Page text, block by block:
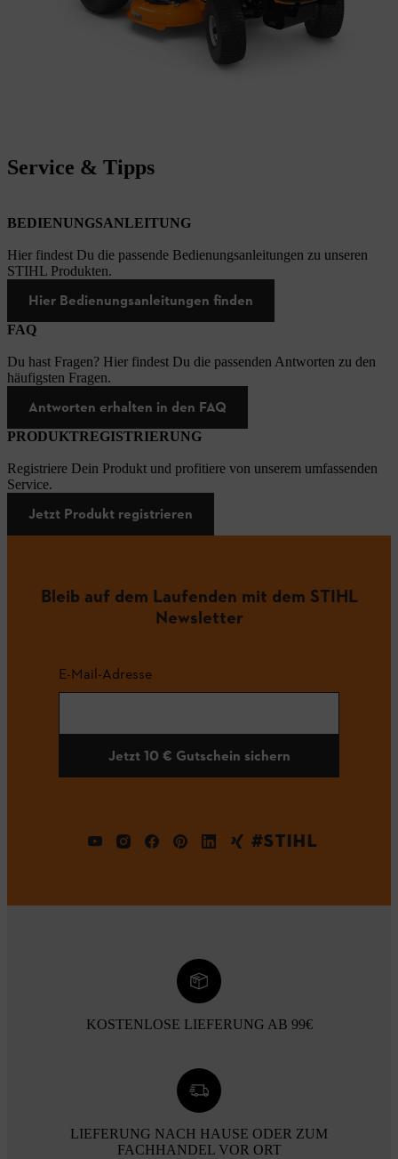
Service & Tipps
BEDIENUNGSANLEITUNG
Hier findest Du die passende Bedienungsanleitungen zu unseren
STIHL Produkten.
Hier Bedienungsanleitungen finden
FAQ
Du hast Fragen? Hier findest Du die passenden Antworten zu den
häufigsten Fragen.
Antworten erhalten in den FAQ
PRODUKTREGISTRIERUNG
Registriere Dein Produkt und profitiere von unserem umfassenden
Service.
Jetzt Produkt registrieren
Bleib auf dem Laufenden mit dem STIHL
Newsletter
E-Mail-Adresse
Jetzt 10 € Gutschein sichern
#STIHL
KOSTENLOSE LIEFERUNG AB 99€
LIEFERUNG NACH HAUSE ODER ZUM
FACHHANDEL VOR ORT